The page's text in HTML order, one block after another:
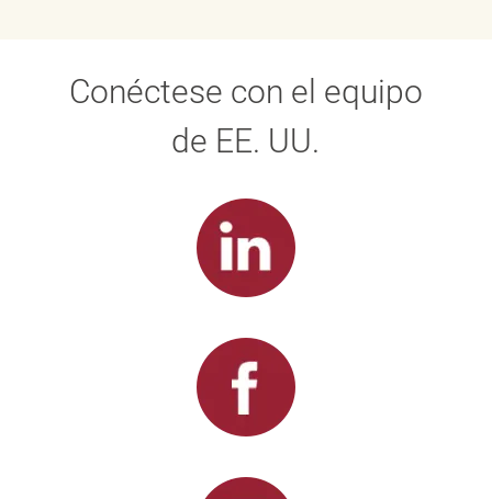
Conéctese con el equipo
de EE. UU.